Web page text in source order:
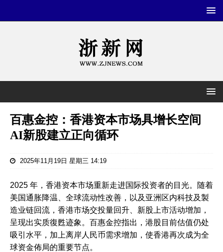
百惠金控：香港资本市场具增长空间
AI新股建立正向循环
2025年11月19日 星期三 14:19
2025 年，香港资本市场重新走进国际投资者的目光。随着
美国通胀降温、全球流动性改善，以及亚洲区内科技及製
造业链回流，香港市场交投量回升、新股上市活动增加，
呈现出实质復甦迹象。百惠金控指出，港股目前估值仍处
吸引水平，加上离岸人民币需求增加，使香港再次成为全
球资金佈局的重要节点。